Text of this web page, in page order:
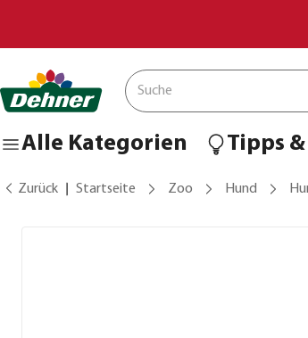
Alle Kategorien Tipps
Zurück Startseite Zoo Hund